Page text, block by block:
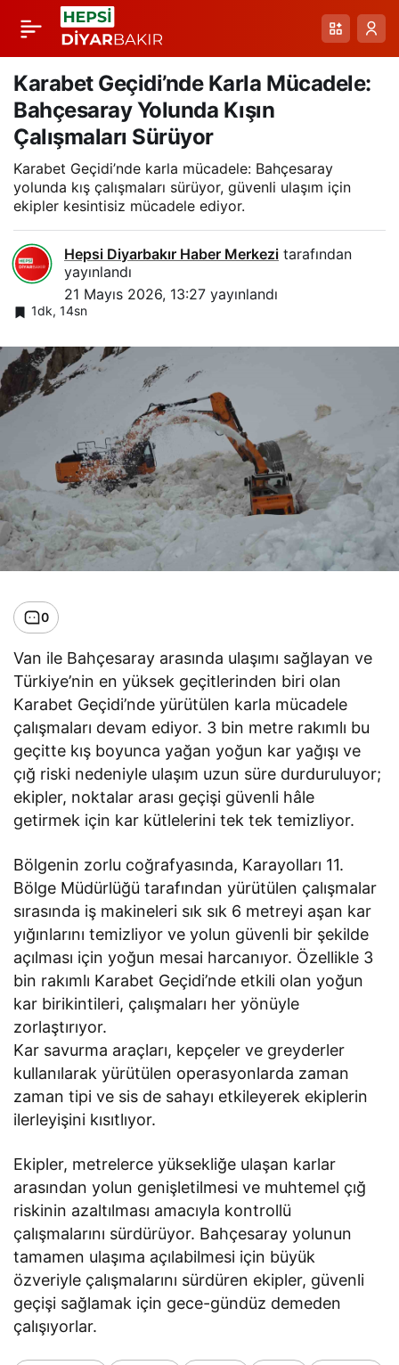
Karabet Geçidi’nde Karla Mücadele:
Bahçesaray Yolunda Kışın
Çalışmaları Sürüyor
Karabet Geçidi’nde karla mücadele: Bahçesaray
yolunda kış çalışmaları sürüyor, güvenli ulaşım için
ekipler kesintisiz mücadele ediyor.
Hepsi Diyarbakır Haber Merkezi tarafından
yayınlandı
21 Mayıs 2026, 13:27 yayınlandı
1dk, 14sn
0
Van ile Bahçesaray arasında ulaşımı sağlayan ve
Türkiye’nin en yüksek geçitlerinden biri olan
Karabet Geçidi’nde yürütülen karla mücadele
çalışmaları devam ediyor. 3 bin metre rakımlı bu
geçitte kış boyunca yağan yoğun kar yağışı ve
çığ riski nedeniyle ulaşım uzun süre durduruluyor;
ekipler, noktalar arası geçişi güvenli hâle
getirmek için kar kütlelerini tek tek temizliyor.
Bölgenin zorlu coğrafyasında, Karayolları 11.
Bölge Müdürlüğü tarafından yürütülen çalışmalar
sırasında iş makineleri sık sık 6 metreyi aşan kar
yığınlarını temizliyor ve yolun güvenli bir şekilde
açılması için yoğun mesai harcanıyor. Özellikle 3
bin rakımlı Karabet Geçidi’nde etkili olan yoğun
kar birikintileri, çalışmaları her yönüyle
zorlaştırıyor.
Kar savurma araçları, kepçeler ve greyderler
kullanılarak yürütülen operasyonlarda zaman
zaman tipi ve sis de sahayı etkileyerek ekiplerin
ilerleyişini kısıtlıyor.
Ekipler, metrelerce yüksekliğe ulaşan karlar
arasından yolun genişletilmesi ve muhtemel çığ
riskinin azaltılması amacıyla kontrollü
çalışmalarını sürdürüyor. Bahçesaray yolunun
tamamen ulaşıma açılabilmesi için büyük
özveriyle çalışmalarını sürdüren ekipler, güvenli
geçişi sağlamak için gece-gündüz demeden
çalışıyorlar.
Ardahan Ovası’nda
Bahar Selini Drone
Görüntüleriyle
Anlatım
Paylaş